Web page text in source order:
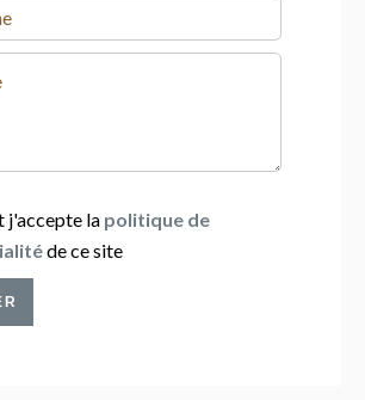
j'accepte la politique de
de ce site